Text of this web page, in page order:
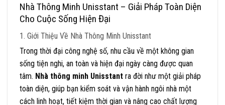
Nhà Thông Minh Unisstant – Giải Pháp Toàn Diện
Cho Cuộc Sống Hiện Đại
1. Giới Thiệu Về Nhà Thông Minh Unisstant
Trong thời đại công nghệ số, nhu cầu về một không gian
sống tiện nghi, an toàn và hiện đại ngày càng được quan
tâm. Nhà thông minh Unisstant ra đời như một giải pháp
toàn diện, giúp bạn kiểm soát và vận hành ngôi nhà một
cách linh hoạt, tiết kiệm thời gian và nâng cao chất lượng